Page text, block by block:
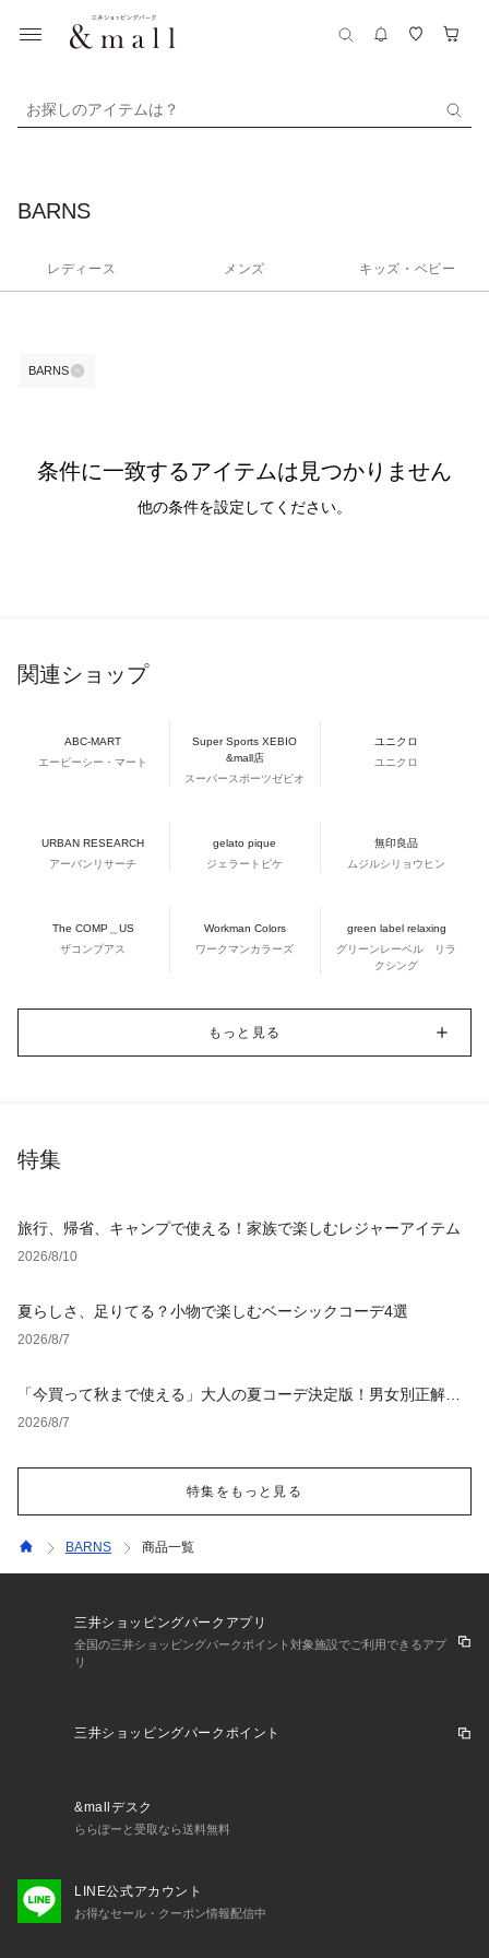
お探しのアイテムは？
BARNS
レディース メンズ キッズ・ベビー
BARNS
条件に一致するアイテムは見つかりません
他の条件を設定してください。
関連ショップ
ABC-MART
エービーシー・マート
Super Sports XEBIO
&mall店
スーパースポーツゼビオ
ユニクロ
ユニクロ
URBAN RESEARCH
アーバンリサーチ
gelato pique
ジェラートピケ
無印良品
ムジルシリョウヒン
The COMP＿US
ザコンプアス
Workman Colors
ワークマンカラーズ
green label relaxing
グリーンレーベル リラ
クシング
もっと見る
特集
旅行、帰省、キャンプで使える！家族で楽しむレジャーアイテム
2026/8/10
夏らしさ、足りてる？小物で楽しむベーシックコーデ4選
2026/8/7
「今買って秋まで使える」大人の夏コーデ決定版！男女別正解ス
タイルとNGな着こなし
2026/8/7
特集をもっと見る
BARNS 商品一覧
三井ショッピングパークアプリ
全国の三井ショッピングパークポイント対象施設でご利用できるアプ
リ
三井ショッピングパークポイント
&mallデスク
ららぽーと受取なら送料無料
LINE公式アカウント
お得なセール・クーポン情報配信中